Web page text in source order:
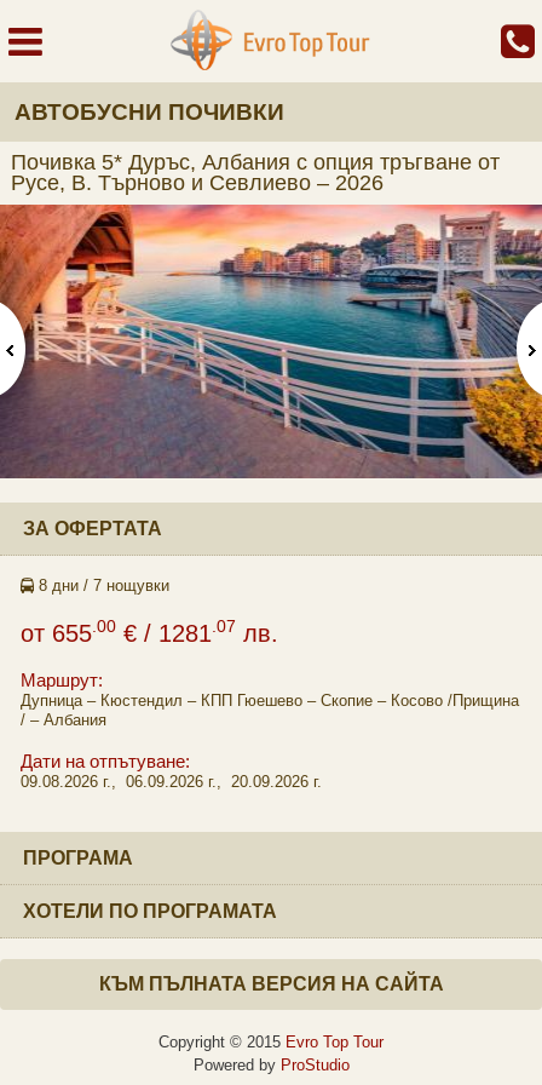
АВТОБУСНИ ПОЧИВКИ
Почивка 5* Дуръс, Албания с опция тръгване от
Русе, В. Търново и Севлиево – 2026
ЗА ОФЕРТАТА
8 дни / 7 нощувки
от 655 .00 € / 1281 .07 лв.
Маршрут:
Дупница – Кюстендил – КПП Гюешево – Скопие – Косово /Прищина
/ – Албания
Дати на отпътуване:
09.08.2026 г., 06.09.2026 г., 20.09.2026 г.
ПРОГРАМА
ХОТЕЛИ ПО ПРОГРАМАТА
КЪМ ПЪЛНАТА ВЕРСИЯ НА САЙТА
Copyright © 2015 Evro Top Tour
Powered by ProStudio